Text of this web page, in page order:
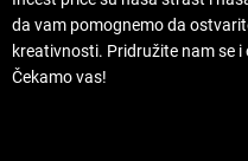
da vam pomognemo da
kreativnosti. Pridružite nam se
Čekamo vas!